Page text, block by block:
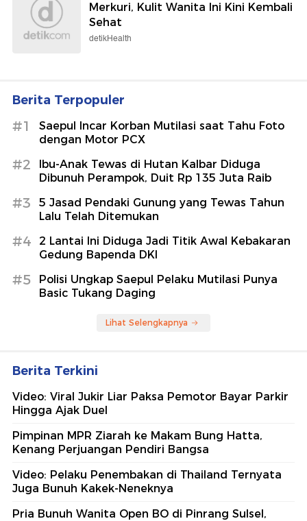
Merkuri, Kulit Wanita Ini Kini Kembali
Sehat
detikHealth
Berita Terpopuler
#1
Saepul Incar Korban Mutilasi saat Tahu Foto
dengan Motor PCX
#2
Ibu-Anak Tewas di Hutan Kalbar Diduga
Dibunuh Perampok, Duit Rp 135 Juta Raib
#3
5 Jasad Pendaki Gunung yang Tewas Tahun
Lalu Telah Ditemukan
#4
2 Lantai Ini Diduga Jadi Titik Awal Kebakaran
Gedung Bapenda DKI
#5
Polisi Ungkap Saepul Pelaku Mutilasi Punya
Basic Tukang Daging
Lihat Selengkapnya
Berita Terkini
Video: Viral Jukir Liar Paksa Pemotor Bayar Parkir
Hingga Ajak Duel
Pimpinan MPR Ziarah ke Makam Bung Hatta,
Kenang Perjuangan Pendiri Bangsa
Video: Pelaku Penembakan di Thailand Ternyata
Juga Bunuh Kakek-Neneknya
Pria Bunuh Wanita Open BO di Pinrang Sulsel,